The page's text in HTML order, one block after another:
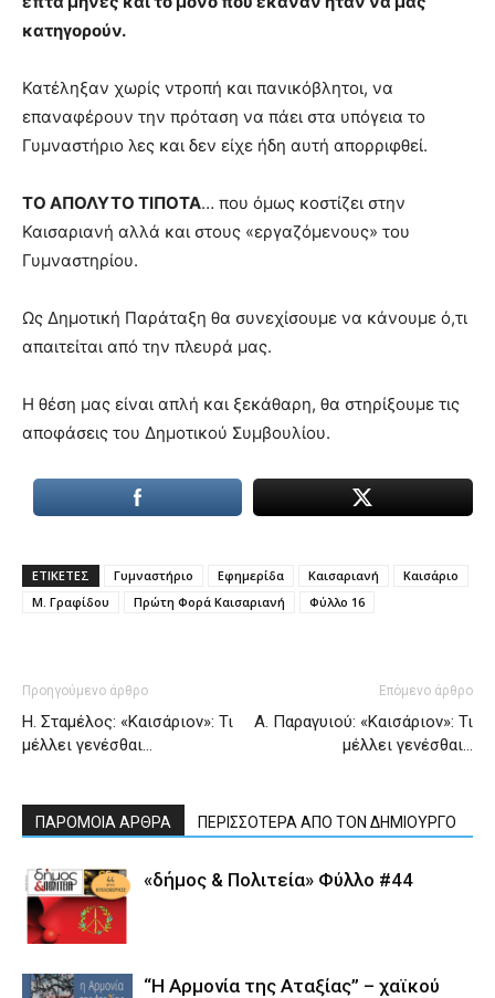
κατηγορούν.
Κατέληξαν χωρίς ντροπή και πανικόβλητοι, να
επαναφέρουν την πρόταση να πάει στα υπόγεια το
Γυμναστήριο λες και δεν είχε ήδη αυτή απορριφθεί.
ΤΟ ΑΠΟΛΥΤΟ ΤΙΠΟΤΑ… που όμως κοστίζει στην
Καισαριανή αλλά και στους «εργαζόμενους» του
Γυμναστηρίου.
Ως Δημοτική Παράταξη θα συνεχίσουμε να κάνουμε ό,τι
απαιτείται από την πλευρά μας.
Η θέση μας είναι απλή και ξεκάθαρη, θα στηρίξουμε τις
αποφάσεις του Δημοτικού Συμβουλίου.
ΕΤΙΚΕΤΕΣ Γυμναστήριο Εφημερίδα Καισαριανή
Καισάριο
Μ. Γραφίδου
Πρώτη Φορά Καισαριανή Φύλλο 16
Προηγούμενο άρθρο
Η. Σταμέλος: «Καισάριον»: Τι
μέλλει γενέσθαι…
Επόμενο άρθρο
Α. Παραγυιού: «Καισάριον»: Τι
μέλλει γενέσθαι…
ΠΑΡΟΜΟΙΑ ΑΡΘΡΑ ΠΕΡΙΣΣΟΤΕΡΑ ΑΠΟ ΤΟΝ ΔΗΜΙΟΥΡΓΟ
«δήμος & Πολιτεία» Φύλλο #44
“Η Αρμονία της Αταξίας” – χαϊκού